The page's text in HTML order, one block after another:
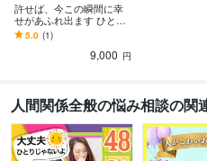
許せば、今この瞬間に幸
せがあふれ出ます ひとり
で悩む夜に…心が軽くな
る“許し”の魔法
5.0 (1)
9,000 円
人間関係全般の悩み相談の関